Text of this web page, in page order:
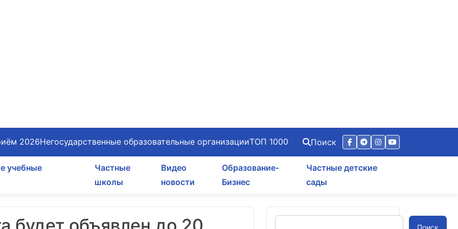
2026Негосударственные образовательные организацииТОП 1000 Поиск
учебные
Частные
школы
Видео
новости
Образование-
Бизнес
Частные детские
сады
Поиск